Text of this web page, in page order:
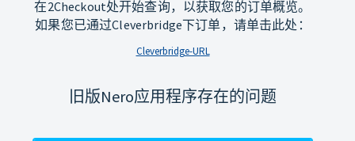
在2Checkout处开始查询，以获取您的订单概览。
如果您已通过Cleverbridge下订单，请单击此处：
Cleverbridge-URL
旧版Nero应用程序存在的问题